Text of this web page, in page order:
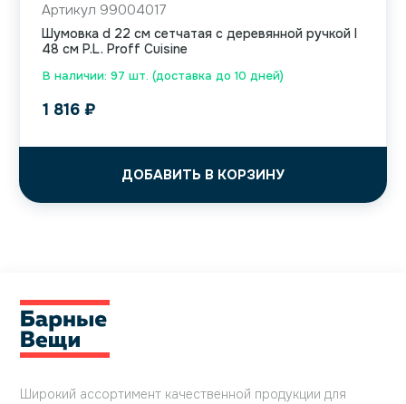
В наличии: 97 шт. (доставка до 10 дней)
Артикул 99004017
Шумовка d 22 см сетчатая с деревянной ручкой l
48 см P.L. Proff Cuisine
1 816 ₽
ДОБАВИТЬ В КОРЗИНУ
Широкий ассортимент качественной продукции для